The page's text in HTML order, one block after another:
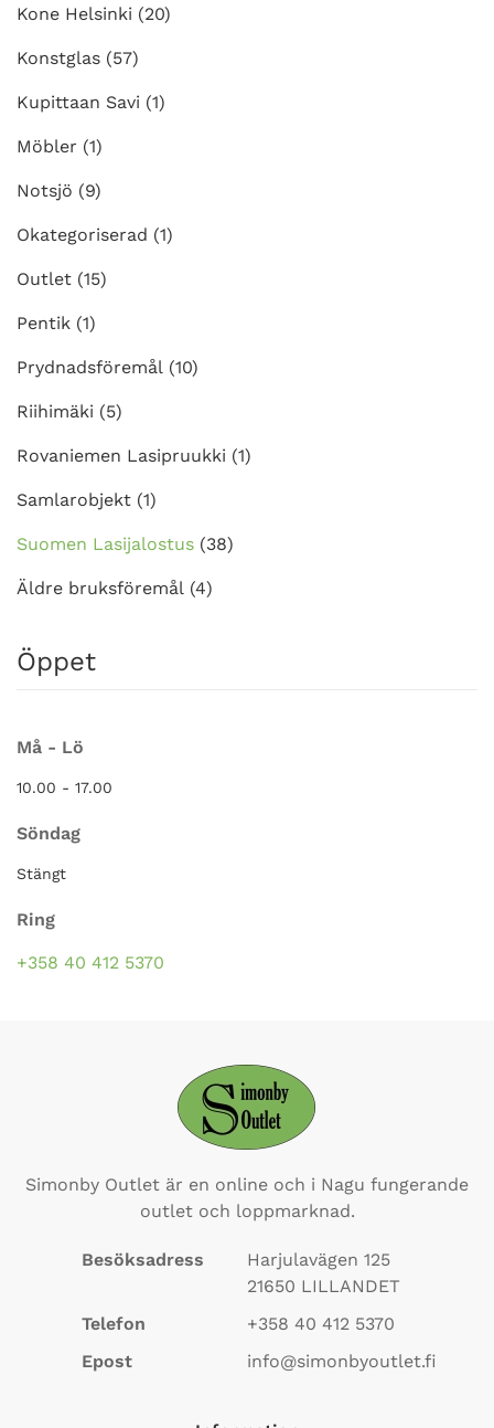
Kone Helsinki (20)
Konstglas (57)
Kupittaan Savi (1)
Möbler (1)
Notsjö (9)
Okategoriserad (1)
Outlet (15)
Pentik (1)
Prydnadsföremål (10)
Riihimäki (5)
Rovaniemen Lasipruukki (1)
Samlarobjekt (1)
Suomen Lasijalostus (38)
Äldre bruksföremål (4)
Öppet
Må - Lö
10.00 - 17.00
Söndag
Stängt
Ring
+358 40 412 5370
Simonby Outlet är en online och i Nagu fungerande
outlet och loppmarknad.
Besöksadress
Harjulavägen 125
21650 LILLANDET
Telefon
+358 40 412 5370
Epost
info@simonbyoutlet.fi